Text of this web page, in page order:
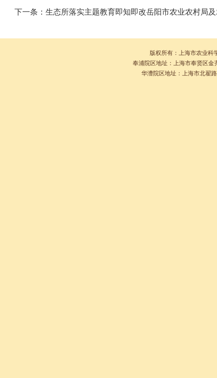
下一条： 生态所落实主题教育即知即改岳阳市农业农村局
版权所有：上海市农业科
奉浦院区地址：上海市奉贤区
华漕院区地址：上海市北翟